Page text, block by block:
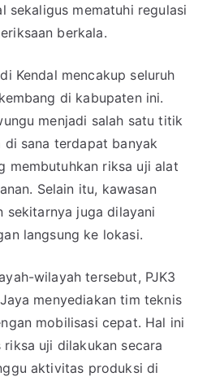
sekaligus mematuhi regulasi
berkala.
Kendal mencakup seluruh
di kabupaten ini.
menjadi salah satu titik
di sana terdapat banyak
membutuhkan riksa uji alat
Selain itu, kawasan
sekitarnya juga dilayani
langsung ke lokasi.
wilayah tersebut, PJK3
menyediakan tim teknis
mobilisasi cepat. Hal ini
uji dilakukan secara
aktivitas produksi di